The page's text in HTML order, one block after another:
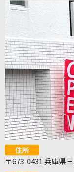
住所
〒673-0431 兵庫県